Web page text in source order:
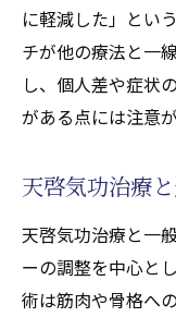
に軽減した」とい
チが他の療法と一
し、個人差や症状
がある点には注意が
天啓気功治療
天啓気功治療と一
ーの調整を中心と
術は筋肉や骨格へ